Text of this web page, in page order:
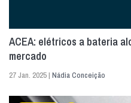
ACEA: elétricos a bateria
mercado
27 Jan. 2025 | Nádia Conceição